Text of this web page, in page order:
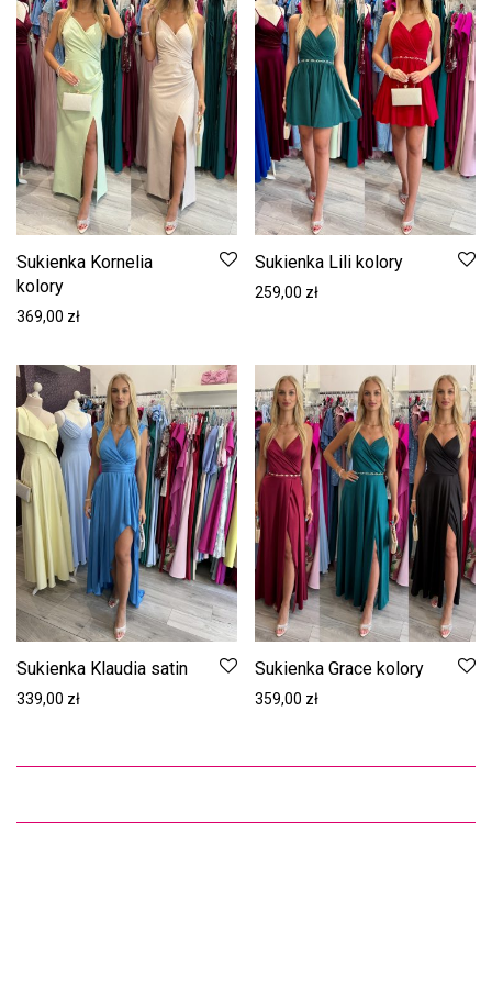
Sukienka Kornelia
kolory
369,00 zł
Sukienka Lili kolory
259,00 zł
Sukienka Klaudia satin
339,00 zł
Sukienka Grace kolory
359,00 zł